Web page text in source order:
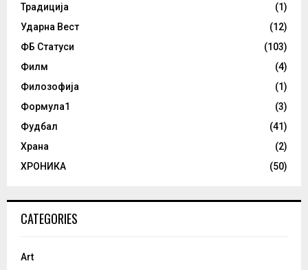
Традиција
(1)
Ударна Вест
(12)
ФБ Статуси
(103)
Филм
(4)
Филозофија
(1)
Формула1
(3)
Фудбал
(41)
Храна
(2)
ХРОНИКА
(50)
CATEGORIES
Art